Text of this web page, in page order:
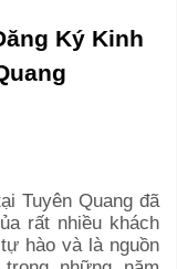
Ký Kinh
Tuyên Quang đã
rất nhiều khách
hào và là nguồn